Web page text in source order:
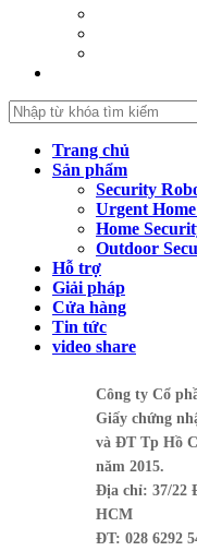
Trang chủ
Sản phẩm
Security
Urgent
Home
Outdoor
Hỗ trợ
Giải pháp
Cửa hàng
Tin tức
video share
Công ty Cổ
Giấy chứng
và ĐT Tp Hồ
năm 2015.
Địa chỉ: 37/22
HCM
ĐT: 028 6292